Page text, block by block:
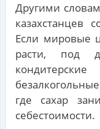
Другими
казахстанцев
Если мировые
расти, под
где сахар
себестоимости.